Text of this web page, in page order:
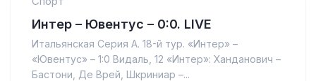
Интер – Ювентус – 0:0. LIVE
Итальянская Серия А. 18-й тур. «Интер» –
«Ювентус» – 1:0 Видаль, 12 «Интер»: Ханданович –
Бастони, Де Врей, Шкриниар –...